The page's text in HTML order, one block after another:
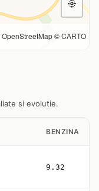
© CARTO
si evolutie.
BENZINA
9.32